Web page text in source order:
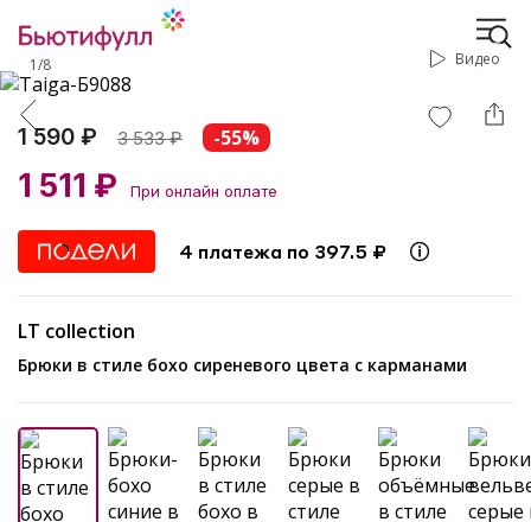
1/8 Видео
1 590 ₽ 3 533₽ -55%
1 511 ₽ При онлайн оплате
4 платежа по 397.5 ₽
LT collection
Брюки в стиле бохо сиреневого цвета с карманами